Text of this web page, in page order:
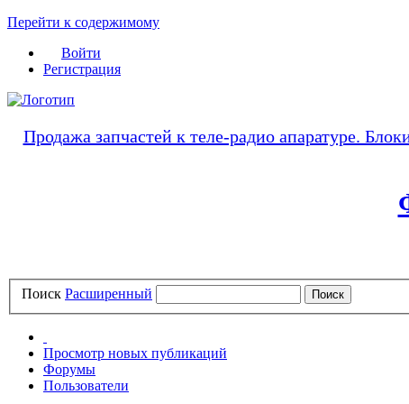
Перейти к содержимому
Войти
Регистрация
Продажа запчастей к теле-радио апаратуре.
Поиск Расширенный
Просмотр новых публикаций
Форумы
Пользователи